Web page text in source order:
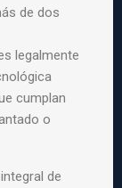
de dos
legalmente
cumplan
o
de